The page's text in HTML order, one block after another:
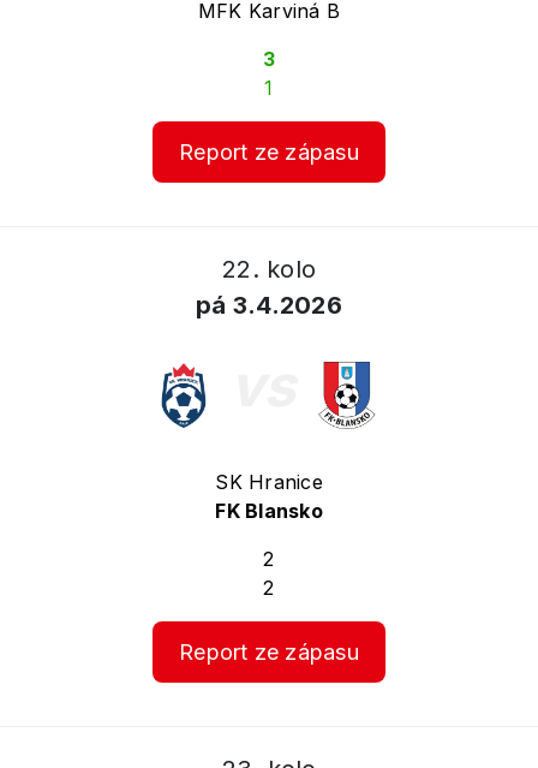
MFK Karviná B
3
1
Report ze zápasu
22. kolo
pá 3.4.2026
SK Hranice
FK Blansko
2
2
Report ze zápasu